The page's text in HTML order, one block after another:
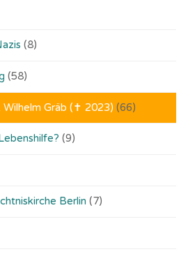
(8)
(58)
Gräb (✝ 2023) (66)
(9)
Berlin (7)